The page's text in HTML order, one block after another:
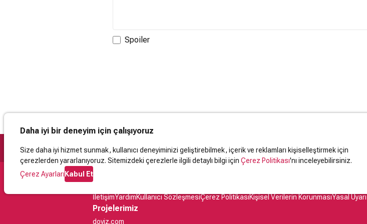
Spoiler
Daha iyi bir deneyim için çalışıyoruz
Size daha iyi hizmet sunmak, kullanıcı deneyiminizi geliştirebilmek, içerik ve reklamları kişiselleştirmek için
çerezlerden yararlanıyoruz. Sitemizdeki çerezlerle ilgili detaylı bilgi için Çerez Politikası'nı inceleyebilirsiniz.
Çerez AyarlarıKabul Et
Destek
İletişimYardımKullanıcı SözleşmesiÇerez PolitikasıKişisel Verilerin KorunmasıYasal Uyarı
Projelerimiz
doviz.com